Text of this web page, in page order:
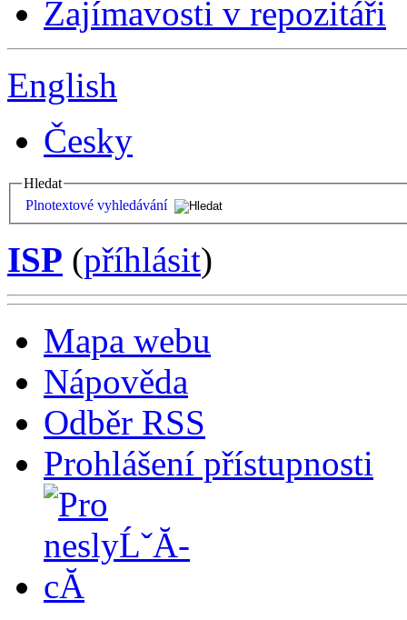
Zajímavosti v repozitáři
English
Česky
Hledat
Plnotextové vyhledávání
ISP (příhlásit)
Mapa webu
Nápověda
Odběr RSS
Prohlášení přístupnosti